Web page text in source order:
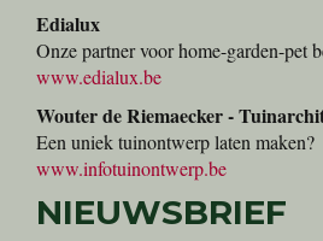
Edialux
Onze partner voor home-garden-pet
www.edialux.be
Wouter de Riemaecker -
Een uniek tuinontwerp laten maken?
www.infotuinontwerp.be
NIEUWSBRIEF